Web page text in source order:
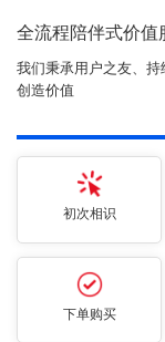
全流程陪伴式价值
我们秉承用户之友、
创造价值
初次相识
下单购买